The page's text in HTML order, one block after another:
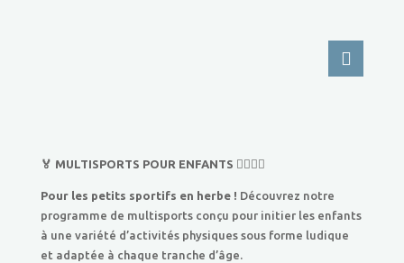
🏅 MULTISPORTS POUR ENFANTS 🏃‍♂️🏃‍♀️
Pour les petits sportifs en herbe ! Découvrez notre
programme de multisports conçu pour initier les enfants
à une variété d’activités physiques sous forme ludique
et adaptée à chaque tranche d’âge.